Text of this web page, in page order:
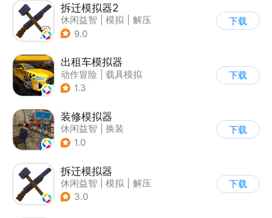
拆迁模拟器2
休闲益智 模拟
解压
| 写实
9.0
下载
出租车模拟器
动作冒险
载具模拟
| 汽车
1.3
下载
装修模拟器
休闲益智
换装
| 女性向
1.0
下载
拆迁模拟器
休闲益智 模拟
解压
| 写实
3.0
下载